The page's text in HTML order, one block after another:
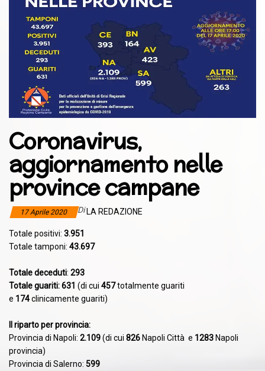
Coronavirus,
aggiornamento nelle
province campane
17 Aprile 2020 Di LA REDAZIONE
Totale positivi: 3.951
Totale tamponi: 43.697
Totale deceduti: 293
Totale guariti:631 (di cui 457totalmente guariti
e 174clinicamente guariti)
Il riparto per provincia:
Provincia di Napoli: 2.109(di cui 826 Napoli Città e 1283 Napoli
provincia)
Provincia di Salerno: 599